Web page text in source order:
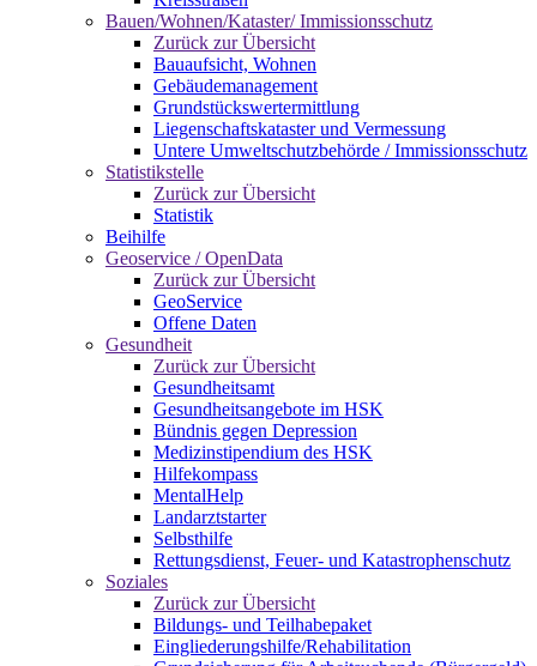
Bauen/Wohnen/Kataster/ Immissionsschutz
Zurück zur Übersicht
Bauaufsicht, Wohnen
Gebäudemanagement
Grundstückswertermittlung
Liegenschaftskataster und Vermessung
Untere Umweltschutzbehörde / Immissionsschutz
Statistikstelle
Zurück zur Übersicht
Statistik
Beihilfe
Geoservice / OpenData
Zurück zur Übersicht
GeoService
Offene Daten
Gesundheit
Zurück zur Übersicht
Gesundheitsamt
Gesundheitsangebote im HSK
Bündnis gegen Depression
Medizinstipendium des HSK
Hilfekompass
MentalHelp
Landarztstarter
Selbsthilfe
Rettungsdienst, Feuer- und Katastrophenschutz
Soziales
Zurück zur Übersicht
Bildungs- und Teilhabepaket
Eingliederungshilfe/Rehabilitation